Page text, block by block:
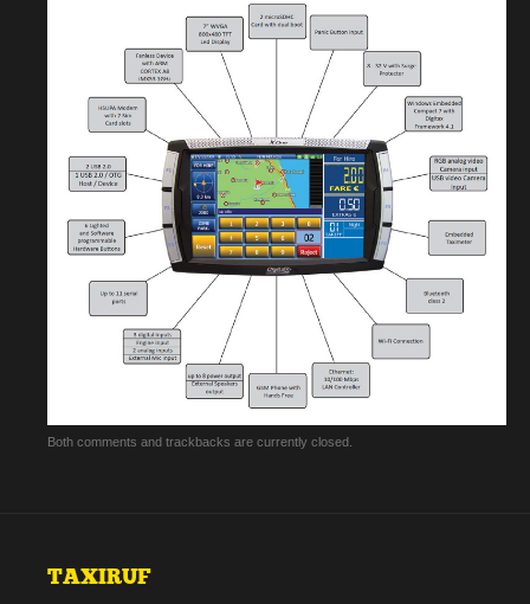
Both comments and trackbacks are currently closed.
TAXIRUF